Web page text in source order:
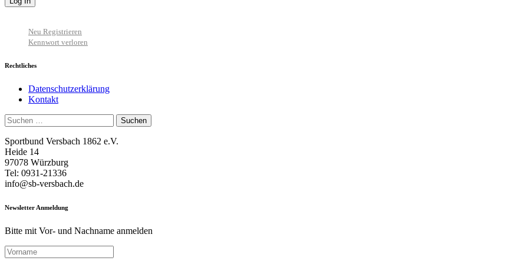
Neu Registrieren
Kennwort verloren
Rechtliches
Datenschutzerklärung
Kontakt
Suchen
nach:
Sportbund Versbach 1862 e.V.
Heide 14
97078 Würzburg
Tel: 0931-21336
info@sb-versbach.de
Newsletter Anmeldung
Bitte mit Vor- und Nachname anmelden